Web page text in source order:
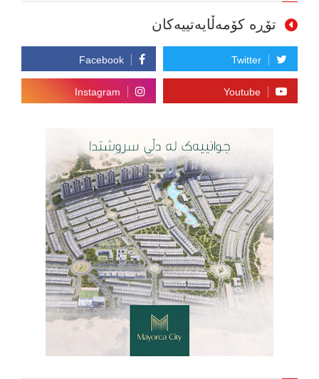
تۆڕە کۆمەڵایەتییەکان